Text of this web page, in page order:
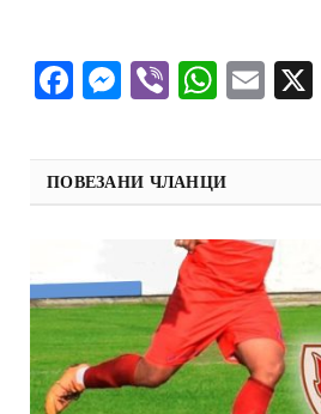
Facebook
Messenger
Viber
ПОВЕЗАНИ ЧЛАНЦИ